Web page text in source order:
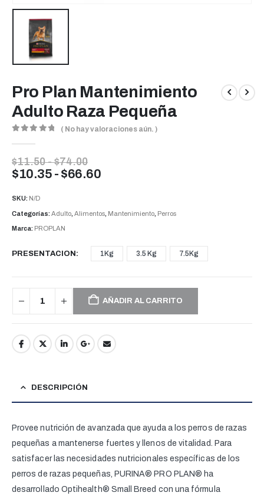
Pro Plan Mantenimiento
Adulto Raza Pequeña
( No hay valoraciones aún. )
$11.50 - $74.00Rango
de
precios:
hasta
$10.35 - $66.60Rango
desde
$66.60
SKU: N/D
Categorías:Adulto, Alimentos, Mantenimiento, Perros
Marca: PROPLAN
PRESENTACION 1Kg 3.5 Kg 7.5Kg
AÑADIR AL CARRITO
DESCRIPCIÓN
Provee nutrición de avanzada que ayuda a los perros de razas
pequeñas a mantenerse fuertes y llenos de vitalidad. Para
satisfacer las necesidades nutricionales específicas de los
perros de razas pequeñas, PURINA® PRO PLAN® ha
desarrollado Optihealth® Small Breed con una fórmula